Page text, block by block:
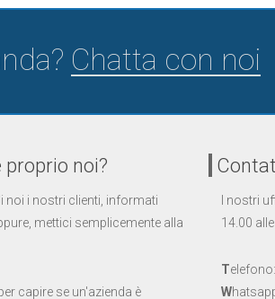
Chatta con noi
proprio noi?
noi i nostri clienti, informati
mettici semplicemente alla
capire se un'azienda è
I nostri
14.00
T
W